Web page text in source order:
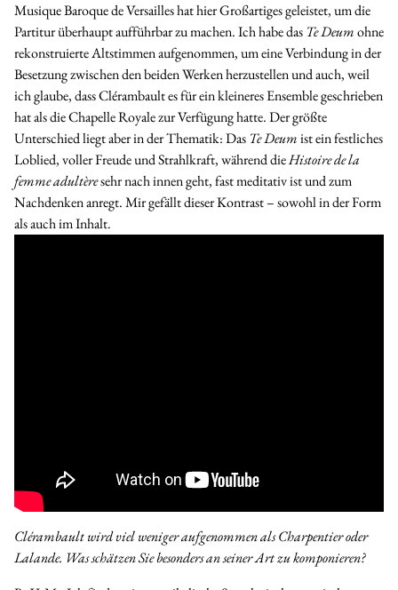
Musique Baroque de Versailleshat hier Großartiges geleistet, um die
Partitur überhaupt aufführbar zu machen. Ich habe das Te Deumohne
rekonstruierte Altstimmen aufgenommen, um eine Verbindung in der
Besetzung zwischen den beiden Werken herzustellen und auch, weil
ich glaube, dass Clérambault es für ein kleineres Ensemble geschrieben
hat als dieChapelle Royalezur Verfügung hatte. Der größte
Unterschied liegt aber in der Thematik: Das Te Deumist ein festliches
Loblied, voller Freude und Strahlkraft, während dieHistoire de la
femme adultèresehr nach innen geht, fast meditativ ist und zum
Nachdenken anregt. Mir gefällt dieser Kontrast – sowohl in der Form
als auch im Inhalt.
Clérambault wird viel weniger aufgenommen alsCharpentieroder
Lalande. Was schätzen Sie besonders an seiner Art zu komponieren?